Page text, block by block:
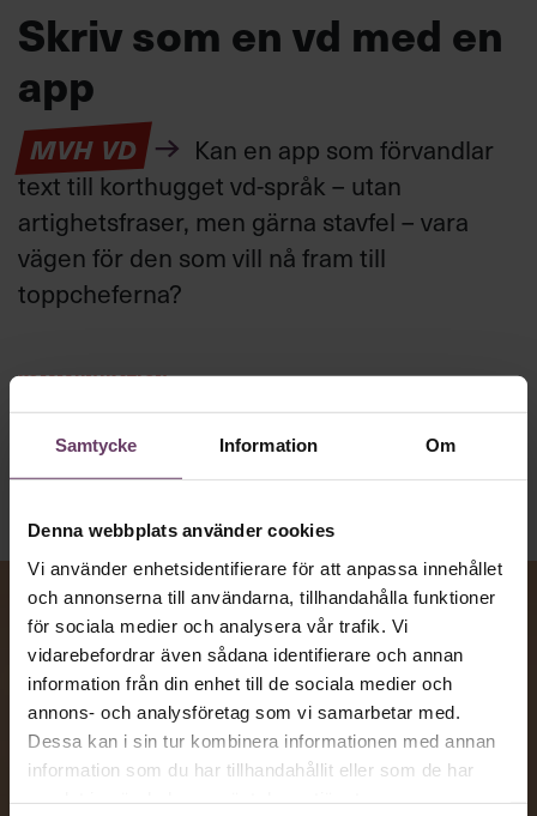
Samtycke Information Om
Denna webbplats använder cookies
Vi använder enhetsidentifierare för att anpassa innehållet
och annonserna till användarna, tillhandahålla funktioner
för sociala medier och analysera vår trafik. Vi
vidarebefordrar även sådana identifierare och annan
information från din enhet till de sociala medier och
annons- och analysföretag som vi samarbetar med.
Dessa kan i sin tur kombinera informationen med annan
information som du har tillhandahållit eller som de har
Skriv som en vd med en
app
MVH VD
Kan en app som förvandlar
text till korthugget vd-språk – utan
artighetsfraser, men gärna stavfel – vara
vägen för den som vill nå fram till
toppcheferna?
Kommunikation